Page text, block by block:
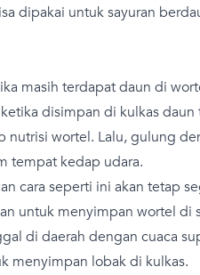
dipakai untuk sayuran
masih terdapat daun di
disimpan di kulkas daun
nutrisi wortel. Lalu, gulung
tempat kedap udara.
cara seperti ini akan tetap
untuk menyimpan wortel di
di daerah dengan cuaca
menyimpan lobak di kulkas.